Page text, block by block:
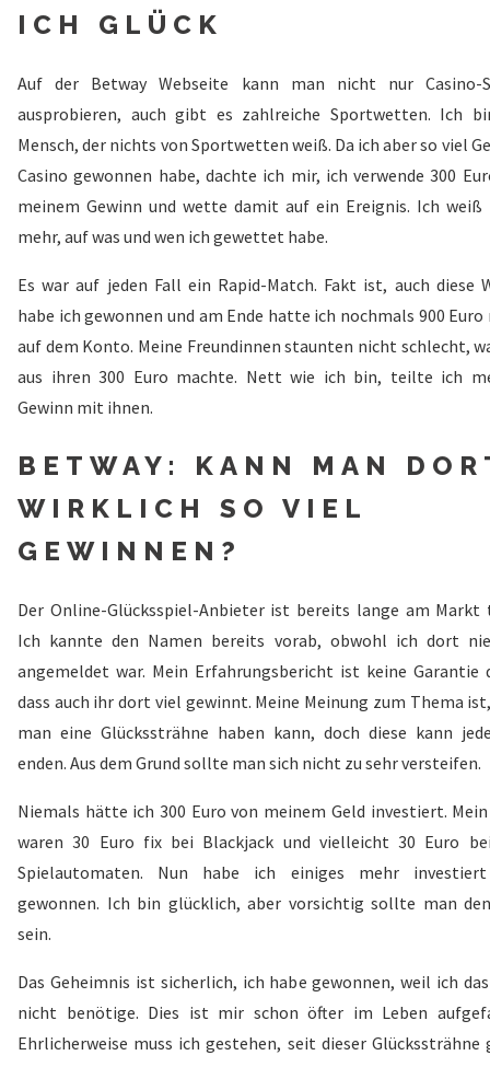
ICH GLÜCK
Auf der Betway Webseite kann man nicht nur Casino-
ausprobieren, auch gibt es zahlreiche Sportwetten. Ich
Mensch, der nichts von Sportwetten weiß. Da ich aber so viel
Casino gewonnen habe, dachte ich mir, ich verwende 300
meinem Gewinn und wette damit auf ein Ereignis. Ich weiß
mehr, auf was und wen ich gewettet habe.
Es war auf jeden Fall ein Rapid-Match. Fakt ist, auch diese
habe ich gewonnen und am Ende hatte ich nochmals 900 Euro
auf dem Konto. Meine Freundinnen staunten nicht schlecht,
aus ihren 300 Euro machte. Nett wie ich bin, teilte ich
Gewinn mit ihnen.
BETWAY: KANN MAN
WIRKLICH SO VIEL
GEWINNEN?
Der Online-Glücksspiel-Anbieter ist bereits lange am Markt
Ich kannte den Namen bereits vorab, obwohl ich dort
angemeldet war. Mein Erfahrungsbericht ist keine Garantie
dass auch ihr dort viel gewinnt. Meine Meinung zum Thema
man eine Glückssträhne haben kann, doch diese kann
enden. Aus dem Grund sollte man sich nicht zu sehr versteifen.
Niemals hätte ich 300 Euro von meinem Geld investiert.
waren 30 Euro fix bei Blackjack und vielleicht 30 Euro
Spielautomaten. Nun habe ich einiges mehr
gewonnen. Ich bin glücklich, aber vorsichtig sollte man
sein.
Das Geheimnis ist sicherlich, ich habe gewonnen, weil ich
nicht benötige. Dies ist mir schon öfter im Leben
Ehrlicherweise muss ich gestehen, seit dieser Glückssträhne